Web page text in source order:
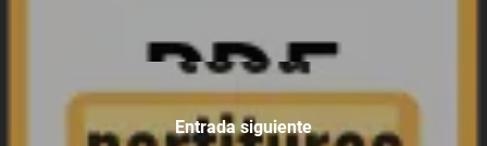
Entrada siguiente